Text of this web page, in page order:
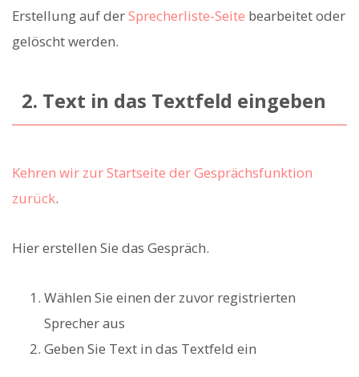
Erstellung auf derSprecherliste-Seite bearbeitet oder
gelöscht werden.
2. Text in das Textfeld eingeben
Kehren wir zur Startseite der Gesprächsfunktion
zurück.
Hier erstellen Sie das Gespräch.
Wählen Sie einen der zuvor registrierten
Sprecher aus
Geben Sie Text in das Textfeld ein